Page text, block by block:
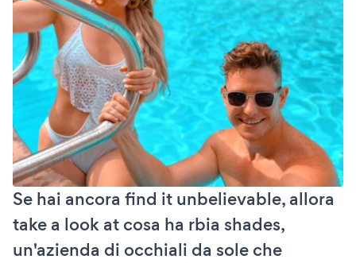
Se hai ancora find it unbelievable, allora
take a look at cosa ha rbia shades,
un'azienda di occhiali da sole che